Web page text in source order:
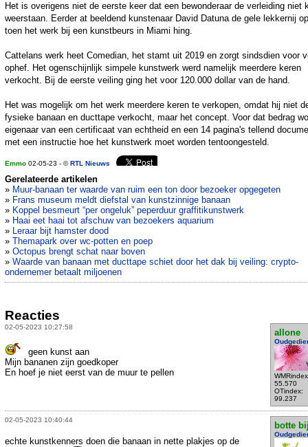
Het is overigens niet de eerste keer dat een bewonderaar de verleiding niet
weerstaan. Eerder at beeldend kunstenaar David Datuna de gele lekkernij op
toen het werk bij een kunstbeurs in Miami hing.
Cattelans werk heet Comedian, het stamt uit 2019 en zorgt sindsdien voor
ophef. Het ogenschijnlijk simpele kunstwerk werd namelijk meerdere keren
verkocht. Bij de eerste veiling ging het voor 120.000 dollar van de hand.
Het was mogelijk om het werk meerdere keren te verkopen, omdat hij niet
fysieke banaan en ducttape verkocht, maar het concept. Voor dat bedrag
eigenaar van een certificaat van echtheid en een 14 pagina's tellend
met een instructie hoe het kunstwerk moet worden tentoongesteld.
Emmo 02-05-23 - ©RTL Nieuws
Gerelateerde artikelen
» Muur-banaan ter waarde van ruim een ton door bezoeker opgegeten
» Frans museum meldt diefstal van kunstzinnige banaan
» Koppel besmeurt “per ongeluk” peperduur graffitikunstwerk
» Haai eet haai tot afschuw van bezoekers aquarium
» Leraar bijt hamster dood
» Themapark over wc-potten en poep
» Octopus brengt schat naar boven
» Waarde van banaan met ducttape schiet door het dak bij veiling: crypto-
ondernemer betaalt miljoenen
Reacties
02-05-2023 10:27:58
allone
55.570
OTindex:
99.237
geen kunst aan
Mijn bananen zijn goedkoper
En hoef je niet eerst van de muur te pellen
02-05-2023 10:40:44
botte
echte kunstkenners doen die banaan in nette plakjes op de